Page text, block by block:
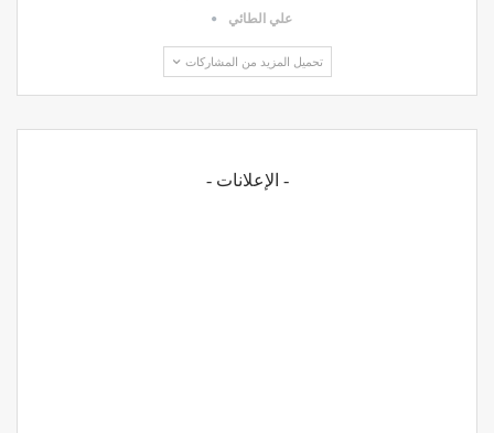
علي الطائي
تحميل المزيد من المشاركات
- الإعلانات -